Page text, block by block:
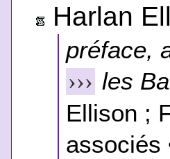
Harlan
préface,
››› les
Ellison ;
associés